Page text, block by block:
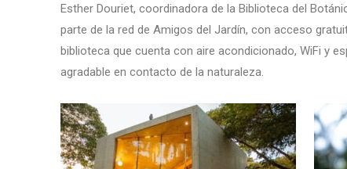
Esther Douriet, coordinadora de la Biblioteca del
parte de la red de Amigos del Jardín, con acceso
biblioteca que cuenta con aire acondicionado, WiFi y
agradable en contacto de la naturaleza.